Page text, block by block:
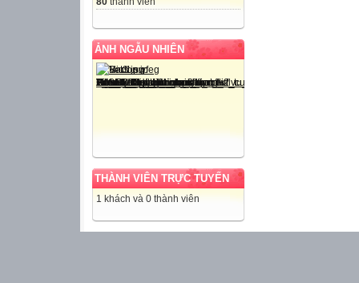
ẢNH NGẪU NHIÊN
THÀNH VIÊN TRỰC TUYẾN
1 khách và 0 thành viên